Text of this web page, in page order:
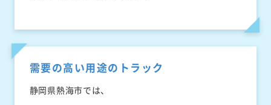
需要の高い用途のトラック
静岡県熱海市では、